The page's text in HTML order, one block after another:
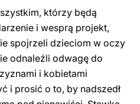
którzy będą
i wesprą projekt,
spojrzeli dzieciom w oczy
odnaleźli odwagę do
i kobietami
i prosić o to, by nadszedł